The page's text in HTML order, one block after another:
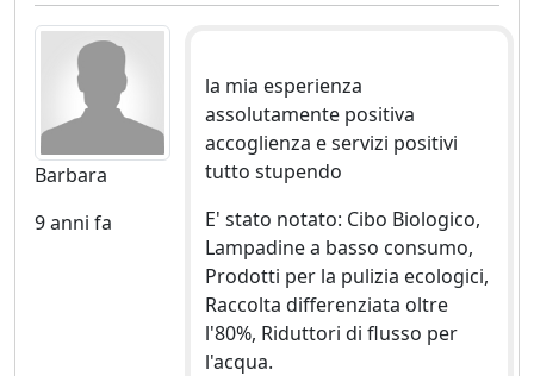
Barbara
9 anni fa
la mia esperienza
assolutamente positiva
accoglienza e servizi positivi
tutto stupendo
E' stato notato: Cibo Biologico,
Lampadine a basso consumo,
Prodotti per la pulizia ecologici,
Raccolta differenziata oltre
l'80%, Riduttori di flusso per
l'acqua.